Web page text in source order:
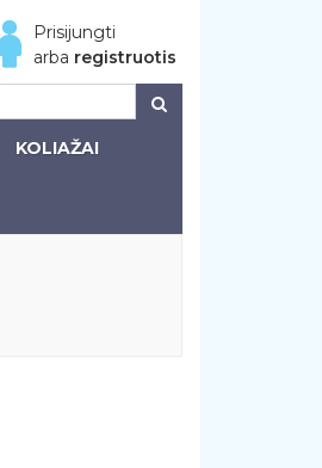
Prisijungti
arba registruotis
KOLIAŽAI